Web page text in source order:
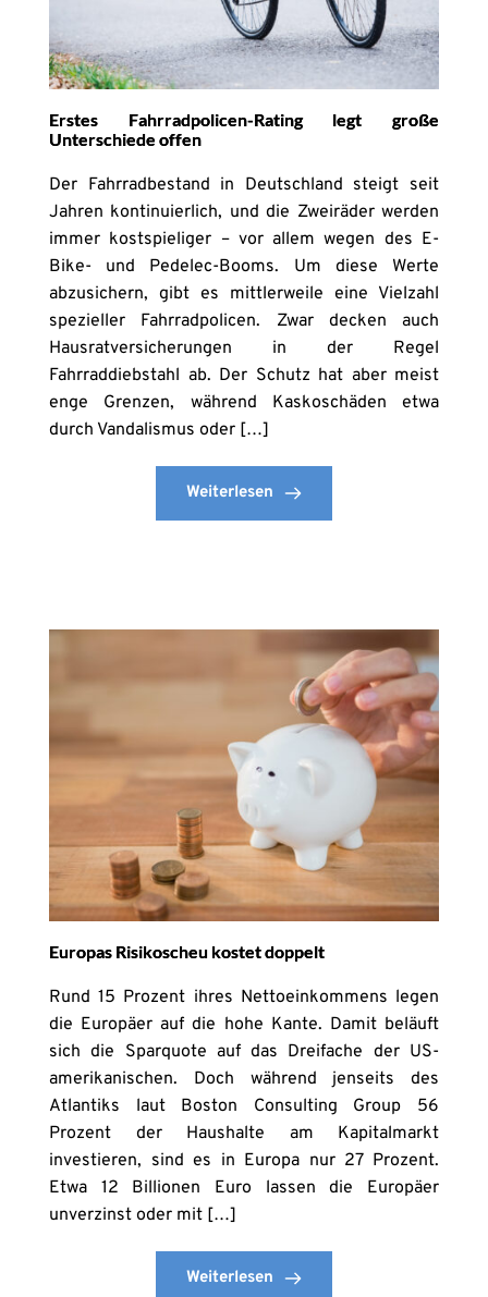
Erstes Fahrradpolicen-Rating legt große
Unterschiede offen
Der Fahrradbestand in Deutschland steigt seit
Jahren kontinuierlich, und die Zweiräder werden
immer kostspieliger – vor allem wegen des E-
Bike- und Pedelec-Booms. Um diese Werte
abzusichern, gibt es mittlerweile eine Vielzahl
spezieller Fahrradpolicen. Zwar decken auch
Hausratversicherungen in der Regel
Fahrraddiebstahl ab. Der Schutz hat aber meist
enge Grenzen, während Kaskoschäden etwa
durch Vandalismus oder […]
Weiterlesen
Europas Risikoscheu kostet doppelt
Rund 15 Prozent ihres Nettoeinkommens legen
die Europäer auf die hohe Kante. Damit beläuft
sich die Sparquote auf das Dreifache der US-
amerikanischen. Doch während jenseits des
Atlantiks laut Boston Consulting Group 56
Prozent der Haushalte am Kapitalmarkt
investieren, sind es in Europa nur 27 Prozent.
Etwa 12 Billionen Euro lassen die Europäer
unverzinst oder mit […]
Weiterlesen